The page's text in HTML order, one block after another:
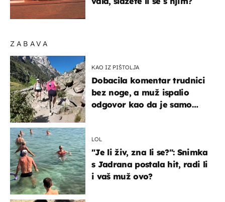
ZABAVA
KAO IZ PIŠTOLJA
Dobacila komentar trudnici
bez noge, a muž ispalio
odgovor kao da je samo
LOL
"Je li živ, zna li se?": Snimka
s Jadrana postala hit, radi li
i vaš muž ovo?